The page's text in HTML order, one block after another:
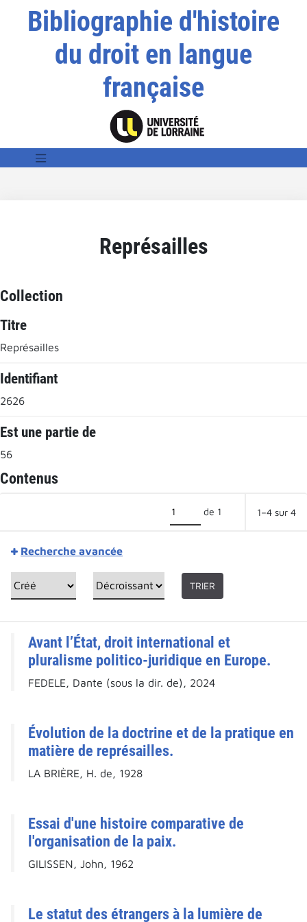
Bibliographie d'histoire
du droit en langue
française
Représailles
Collection
Titre
Représailles
Identifiant
2626
Est une partie de
56
Contenus
de 1 1–4 sur 4
Recherche avancée
TRIER
Avant l’État, droit international et
pluralisme politico-juridique en Europe.
FEDELE, Dante (sous la dir. de), 2024
Évolution de la doctrine et de la pratique en
matière de représailles.
LA BRIÈRE, H. de, 1928
Essai d'une histoire comparative de
l'organisation de la paix.
GILISSEN, John, 1962
Le statut des étrangers à la lumière de